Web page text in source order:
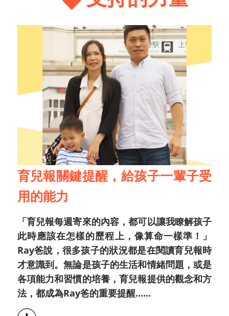
育兒報關鍵提醒，給孩子一輩子受
用的能力
「育兒報每週寄來的內容，都可以讓我瞭解孩子
此時應該在怎樣的歷程上，像算命一樣準！」
Ray爸說，很多孩子的狀況都是在閱讀育兒報時
才意識到。無論是孩子的生活和情緒問題，或是
各項能力和習慣的培養，育兒報提供的觀念和方
法，都成為Ray爸的重要提醒......